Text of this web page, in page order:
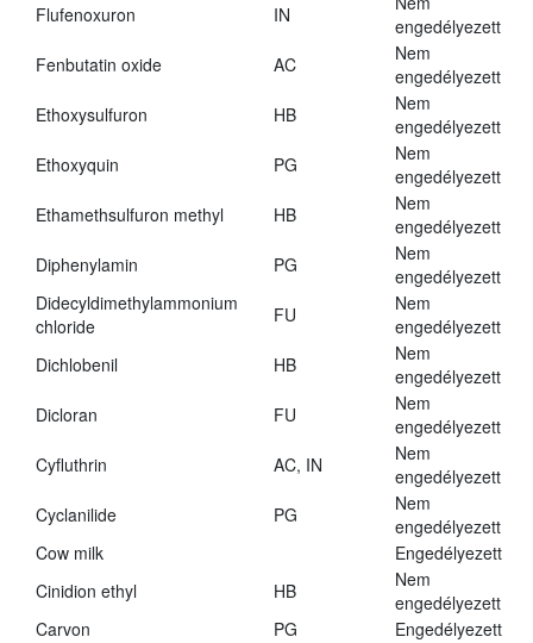
Flufenoxuron
IN
engedélyezett
Fenbutatin oxide
AC
Nem
engedélyezett
Ethoxysulfuron
HB
Nem
engedélyezett
Ethoxyquin
PG
Nem
engedélyezett
Ethamethsulfuron methyl
HB
Nem
engedélyezett
Diphenylamin
PG
Nem
engedélyezett
Didecyldimethylammonium
chloride
FU
Nem
engedélyezett
Dichlobenil
HB
Nem
engedélyezett
Dicloran
FU
Nem
engedélyezett
Cyfluthrin
AC, IN
Nem
engedélyezett
Cyclanilide
PG
Nem
engedélyezett
Cow milk
Engedélyezett
Cinidion ethyl
HB
Nem
engedélyezett
Carvon
PG Engedélyezett